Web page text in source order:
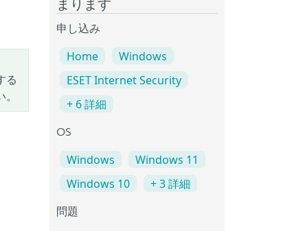
る
まります
申し込み
Home
Windows
ESET Internet Security
+ 6 詳細
OS
Windows
Windows 11
Windows 10
+ 3 詳細
問題